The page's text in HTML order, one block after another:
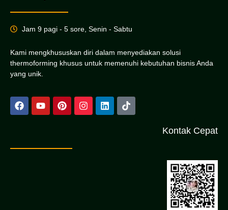
Jam 9 pagi - 5 sore, Senin - Sabtu
Kami mengkhususkan diri dalam menyediakan solusi
thermoforming khusus untuk memenuhi kebutuhan bisnis Anda
yang unik.
Kontak Cepat